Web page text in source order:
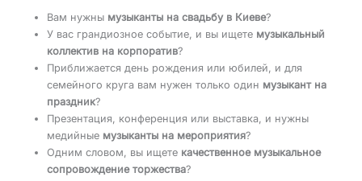
Вам нужны музыканты на свадьбу в Киеве?
У вас грандиозное событие, и вы ищете музыкальный
коллектив на корпоратив?
Приближается день рождения или юбилей, и для
семейного круга вам нужен только один музыкант на
праздник?
Презентация, конференция или выставка, и нужны
медийные музыканты на мероприятия?
Одним словом, вы ищете качественное музыкальное
сопровождение торжества?